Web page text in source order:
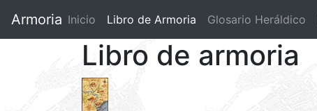
Armoria Inicio Libro de Armoria (current)
Glosario Heráldico
Libro de armoria